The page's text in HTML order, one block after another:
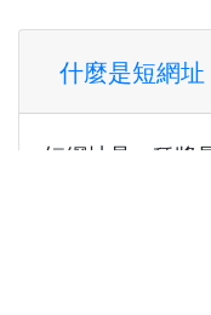
什麼是短網址
短網址是一種將